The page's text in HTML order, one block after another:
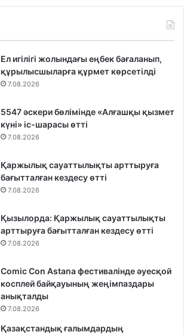
Ел игілігі жолындағы еңбек бағаланып,
құрылысшыларға құрмет көрсетілді
7.08.2026
5547 әскери бөлімінде «Алғашқы қызмет
күні» іс-шарасы өтті
7.08.2026
Қаржылық сауаттылықты арттыруға
бағытталған кездесу өтті
7.08.2026
Қызылорда: Қаржылық сауаттылықты
арттыруға бағытталған кездесу өтті
7.08.2026
Comic Con Astana фестивалінде әуесқой
косплей байқауының жеңімпаздары
анықталды
7.08.2026
Қазақстандық ғалымдардың